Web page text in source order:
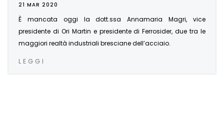
21 MAR 2020
È mancata oggi la dott.ssa Annamaria Magri, vice
presidente di Ori Martin e presidente di Ferrosider, due tra le
maggiori realtà industriali bresciane dell’acciaio.
LEGGI